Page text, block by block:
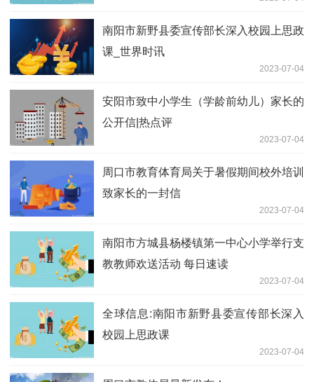
南阳市新野县委宣传部长深入校园上思政
课_世界时讯
2023-07-04
安阳市致中小学生（学龄前幼儿）家长的
公开信|热点评
2023-07-04
周口市教育体育局关于暑假期间校外培训
致家长的一封信
2023-07-04
南阳市方城县杨楼镇第一中心小学举行支
教教师欢送活动 每日速读
2023-07-04
全球信息:南阳市新野县委宣传部长深入
校园上思政课
2023-07-04